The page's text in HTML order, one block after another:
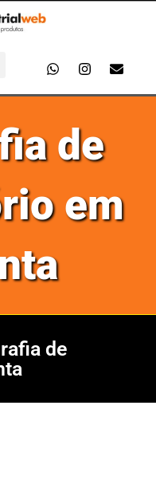
de
em
de